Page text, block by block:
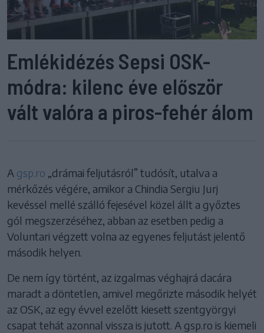
Emlékidézés Sepsi OSK-
módra: kilenc éve először
vált valóra a piros-fehér álom
A gsp.ro „drámai feljutásról” tudósít, utalva a
mérkőzés végére, amikor a Chindia Sergiu Jurj
kevéssel mellé szálló fejesével közel állt a győztes
gól megszerzéséhez, abban az esetben pedig a
Voluntari végzett volna az egyenes feljutást jelentő
második helyen.
De nem így történt, az izgalmas véghajrá dacára
maradt a döntetlen, amivel megőrizte második helyét
az OSK, az egy évvel ezelőtt kiesett szentgyörgyi
csapat tehát azonnal vissza is jutott. A gsp.ro is kiemeli